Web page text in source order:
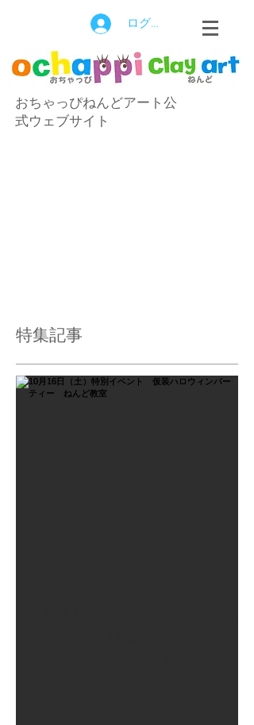
ログイン
おちゃっぴねんどアート公
式ウェブサイト
特集記事